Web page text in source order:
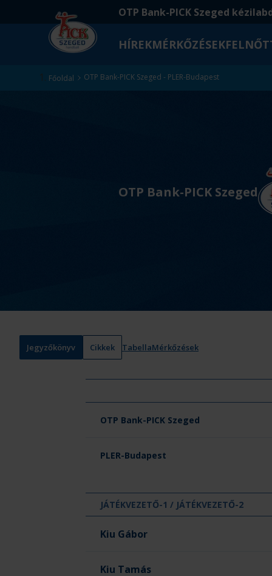
OTP Bank-PICK Szeged
HÍREKMÉRKŐZÉSEK
Főoldal OTP Bank-PICK Szeged - PLER-Budapest
OTP Bank-PICK Szeged
Jegyzőkönyv Cikkek TabellaMérkőzések
OTP Bank-PICK Szeged
PLER-Budapest
JÁTÉKVEZETŐ-1 / JÁTÉKVEZETŐ-2
Kiu Gábor
Kiu Tamás